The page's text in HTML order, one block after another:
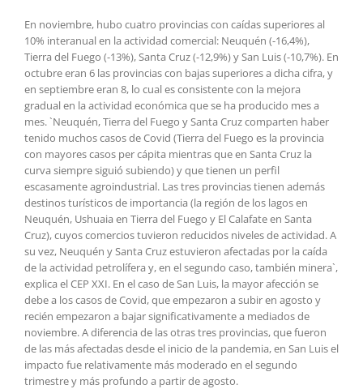
En noviembre, hubo cuatro provincias con caídas superiores al
10% interanual en la actividad comercial: Neuquén (-16,4%),
Tierra del Fuego (-13%), Santa Cruz (-12,9%) y San Luis (-10,7%). En
octubre eran 6 las provincias con bajas superiores a dicha cifra, y
en septiembre eran 8, lo cual es consistente con la mejora
gradual en la actividad económica que se ha producido mes a
mes. `Neuquén, Tierra del Fuego y Santa Cruz comparten haber
tenido muchos casos de Covid (Tierra del Fuego es la provincia
con mayores casos per cápita mientras que en Santa Cruz la
curva siempre siguió subiendo) y que tienen un perfil
escasamente agroindustrial. Las tres provincias tienen además
destinos turísticos de importancia (la región de los lagos en
Neuquén, Ushuaia en Tierra del Fuego y El Calafate en Santa
Cruz), cuyos comercios tuvieron reducidos niveles de actividad. A
su vez, Neuquén y Santa Cruz estuvieron afectadas por la caída
de la actividad petrolífera y, en el segundo caso, también minera`,
explica el CEP XXI. En el caso de San Luis, la mayor afección se
debe a los casos de Covid, que empezaron a subir en agosto y
recién empezaron a bajar significativamente a mediados de
noviembre. A diferencia de las otras tres provincias, que fueron
de las más afectadas desde el inicio de la pandemia, en San Luis el
impacto fue relativamente más moderado en el segundo
trimestre y más profundo a partir de agosto.